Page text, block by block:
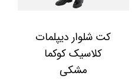
کت شلوار دیپلمات
کلاسیک کوکما
مشکی